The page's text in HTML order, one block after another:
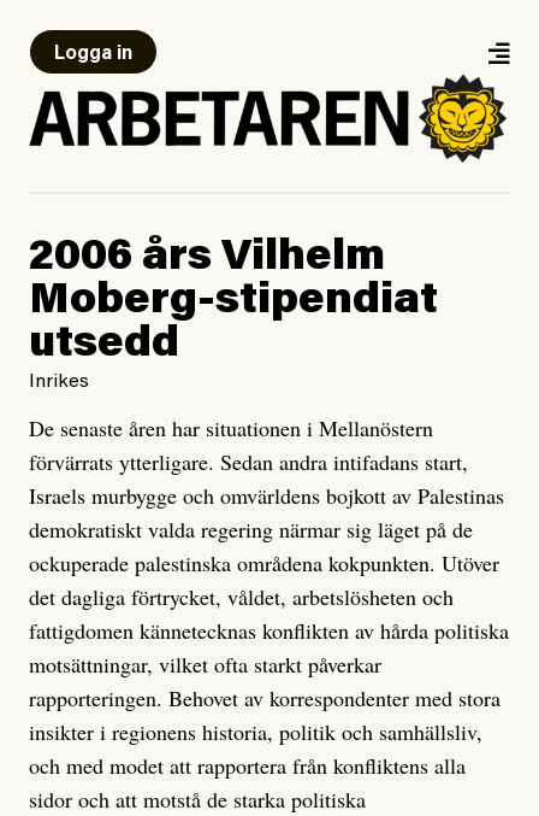
Logga in
2006 års Vilhelm
Moberg-stipendiat
utsedd
Inrikes
De senaste åren har situationen i Mellanöstern
förvärrats ytterligare. Sedan andra intifadans start,
Israels murbygge och omvärldens bojkott av Palestinas
demokratiskt valda regering närmar sig läget på de
ockuperade palestinska områdena kokpunkten. Utöver
det dagliga förtrycket, våldet, arbetslösheten och
fattigdomen kännetecknas konflikten av hårda politiska
motsättningar, vilket ofta starkt påverkar
rapporteringen. Behovet av korrespondenter med stora
insikter i regionens historia, politik och samhällsliv,
och med modet att rapportera från konfliktens alla
sidor och att motstå de starka politiska